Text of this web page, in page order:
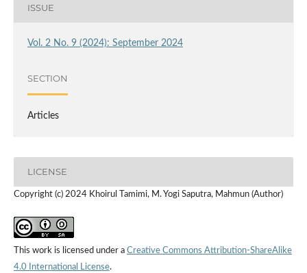
ISSUE
Vol. 2 No. 9 (2024): September 2024
SECTION
Articles
LICENSE
Copyright (c) 2024 Khoirul Tamimi, M. Yogi Saputra, Mahmun (Author)
This work is licensed under a Creative Commons Attribution-ShareAlike
4.0 International License.